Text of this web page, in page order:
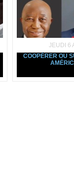
JEUDI 6
COOPÉRER OU